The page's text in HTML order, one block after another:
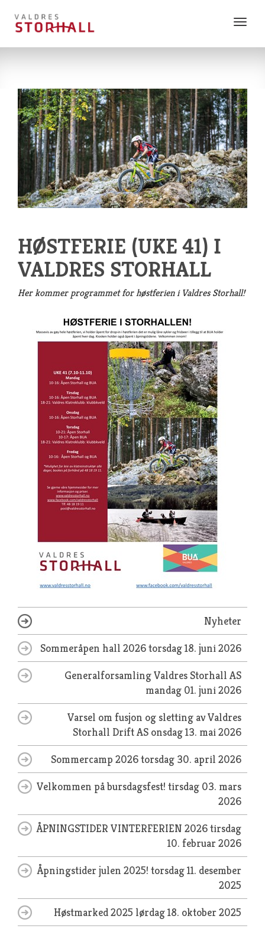
Vis
HØSTFERIE (UKE 41) I
VALDRES STORHALL
Her kommer programmet for høstferien i Valdres Storhall!
Nyheter
Sommeråpen hall 2026torsdag 18. juni 2026
Generalforsamling Valdres Storhall AS
mandag 01. juni 2026
Varsel om fusjon og sletting av Valdres
Storhall Drift AS onsdag 13. mai 2026
Sommercamp 2026torsdag 30. april 2026
Velkommen på bursdagsfest! tirsdag 03. mars
2026
ÅPNINGSTIDER VINTERFERIEN 2026tirsdag
10. februar 2026
Åpningstider julen 2025! torsdag 11. desember
2025
Høstmarked 2025 lørdag 18. oktober 2025